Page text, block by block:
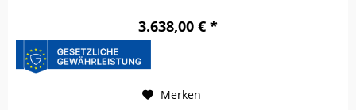
3.638,00 € *
Merken